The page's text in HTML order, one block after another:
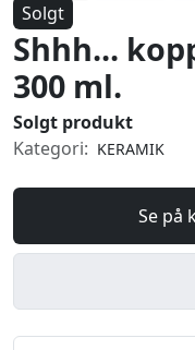
Solgt
Shhh...
300 ml.
Solgt produkt
Kategori: KERAMIK
Se på